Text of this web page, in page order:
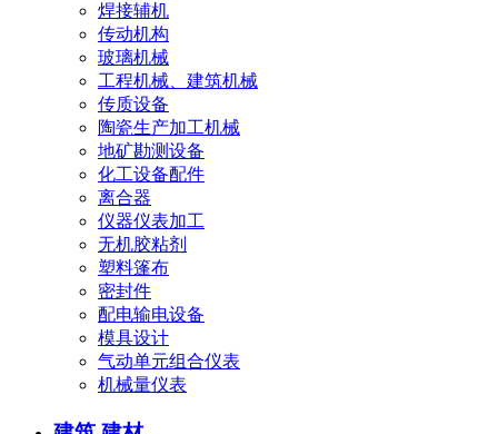
焊接辅机
传动机构
玻璃机械
工程机械、建筑机械
传质设备
陶瓷生产加工机械
地矿勘测设备
化工设备配件
离合器
仪器仪表加工
无机胶粘剂
塑料篷布
密封件
配电输电设备
模具设计
气动单元组合仪表
机械量仪表